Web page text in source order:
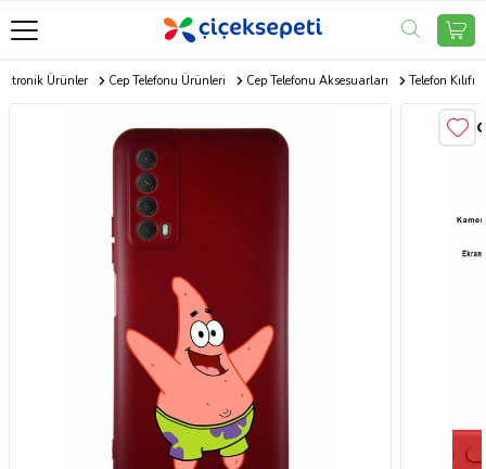
Ürünler Cep Telefonu Ürünleri Cep Telefonu Aksesuarları Telefon Kılıfı